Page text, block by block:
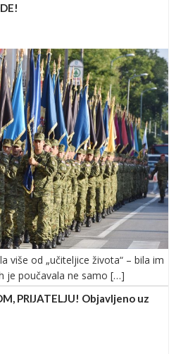
više od „učiteljice života“ – bila im
je poučavala ne samo […]
PRIJATELJU! Objavljeno uz